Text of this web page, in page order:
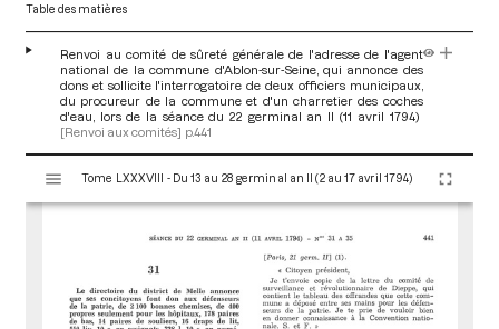
Table des matières
Renvoi au comité de sûreté générale de l'adresse de l'agent
national de la commune d'Ablon-sur-Seine, qui annonce des
dons et sollicite l'interrogatoire de deux officiers municipaux,
du procureur de la commune et d'un charretier des coches
d'eau, lors de la séance du 22 germinal an II (11 avril 1794)
[Renvoi aux comités] p.441
s
Tome LXXXVIII - Du 13 au 28 germinal an II (2 au 17 avril 1794)